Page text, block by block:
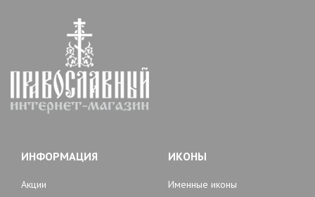
ИНФОРМАЦИЯ
Акции
ИКОНЫ
Именные иконы